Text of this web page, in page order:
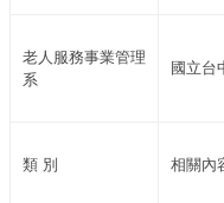
老人服務事業管理
系
國立台
類 別 相關內